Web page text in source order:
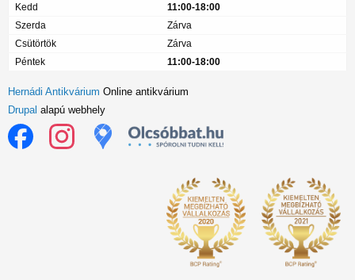
Kedd
11:00-18:00
Szerda
Zárva
Csütörtök
Zárva
Péntek
11:00-18:00
Hernádi Antikvárium Online antikvárium
Drupal alapú webhely